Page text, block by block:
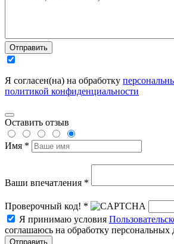
Отправить
Я согласен(на) на обработку
политикой конфиденциальности
Оставить отзыв
Имя *
Ваши впечатления *
Проверочный код! *
Я принимаю условия
соглашаюсь на обработку персональных
Отправить